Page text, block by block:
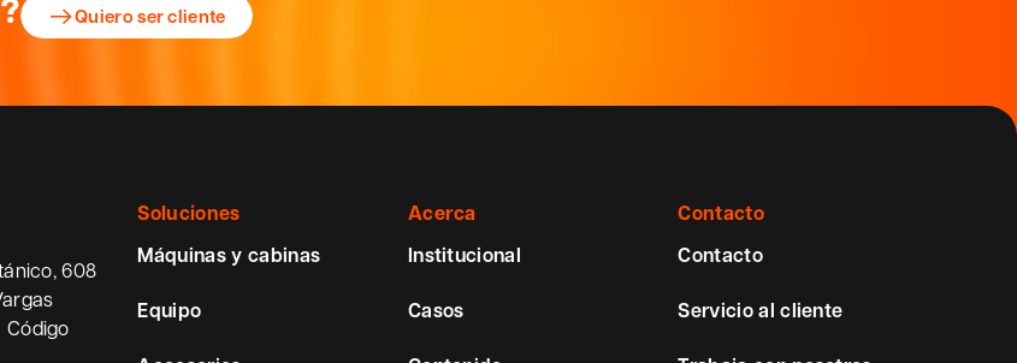
Quiero ser cliente
608
Código
Soluciones
Máquinas y cabinas
Equipo
Acerca
Institucional
Casos
Contacto
Contacto
Servicio al cliente